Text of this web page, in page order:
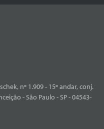
nº 1.909 - 15º andar, conj.
- São Paulo - SP - 04543-